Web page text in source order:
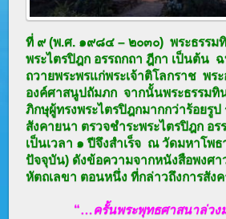
ที่ ๙ (พ.ศ. ๑๙๘๔ – ๒๐๓๐) พระธรรม
พระไตรปิฎก อรรถกถา ฎีกา เป็นต้น
ถวายพระพรแก่พระเจ้าติโลกราช พร
องค์ศาสนูปถัมภก จากนั้นพระธรรมทิน
ภิกษุผู้ทรงพระไตรปิฎกมากกว่าร้อยรูป
สังคายนา ตรวจชำระพระไตรปิฎก อร
เป็นเวลา ๑ ปีจึงสำเร็จ ณวัดมหาโพธ
ปัจจุบัน) ดังข้อความจากหนังสือพงศา
หัตถเลขา ตอนหนึ่ง ที่กล่าวถึงการสัง
“…ครั้นพระพุทธศาสนาล่ว